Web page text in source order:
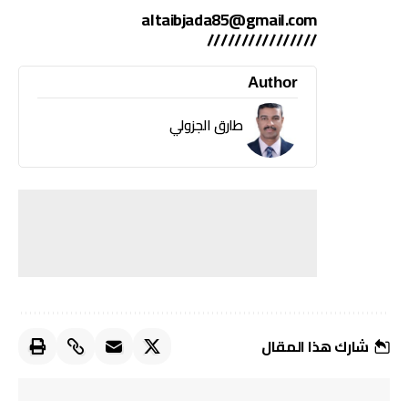
altaibjada85@gmail.com
////////////////
Author
طارق الجزولي
شارك هذا المقال